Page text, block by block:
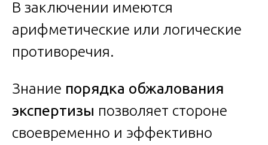
В заключении имеются
арифметические или логические
противоречия.
Знание порядка обжалования
экспертизы позволяет стороне
своевременно и эффективно